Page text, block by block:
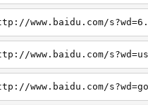
www.baidu.com/
www.baidu.com/
www.baidu.com/